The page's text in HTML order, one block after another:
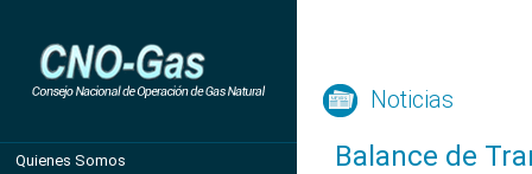
Quienes Somos
Noticias
Balance de